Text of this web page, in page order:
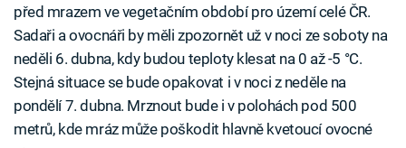
před mrazem ve vegetačním období pro území celé ČR.
Sadaři a ovocnáři by měli zpozornět už v noci ze soboty na
neděli 6. dubna, kdy budou teploty klesat na 0 až -5 °C.
Stejná situace se bude opakovat i v noci z neděle na
pondělí 7. dubna. Mrznout bude i v polohách pod 500
metrů, kde mráz může poškodit hlavně kvetoucí ovocné